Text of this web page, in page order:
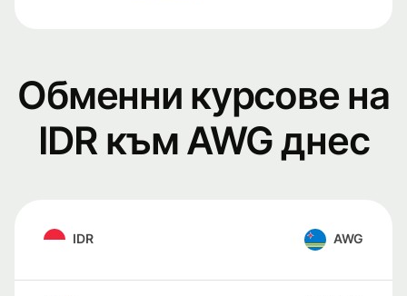
Обменни курсове на
IDR към AWG днес
IDR AWG